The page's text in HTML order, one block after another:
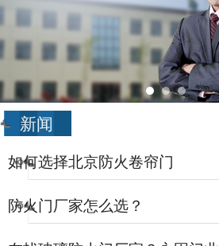
新闻
如何选择北京防火卷帘门
防火门厂家怎么选？